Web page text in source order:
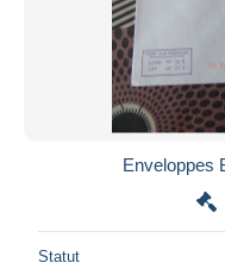
Enveloppes
Statut